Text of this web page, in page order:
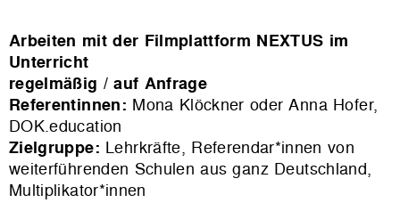
Arbeiten mit der Filmplattform NEXTUS im
Unterricht
regelmäßig / auf Anfrage
Referentinnen: Mona Klöckner oder Anna Hofer,
DOK.education
Zielgruppe: Lehrkräfte, Referendar*innen von
weiterführenden Schulen aus ganz Deutschland,
Multiplikator*innen